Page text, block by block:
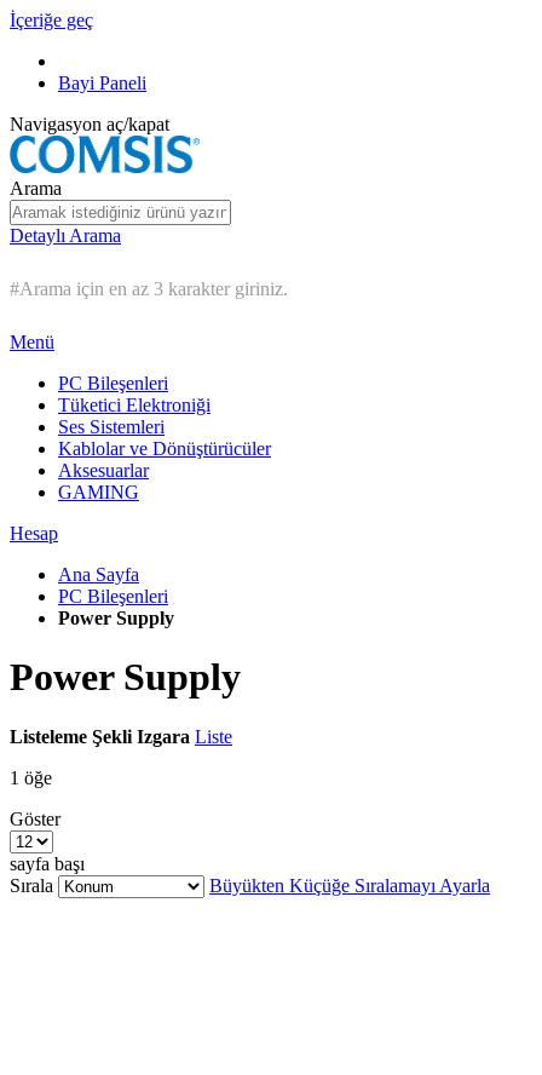
İçeriğe geç
Bayi Paneli
Navigasyon aç/kapat
Arama
Detaylı Arama
#Arama için en az 3 karakter giriniz.
Menü
PC Bileşenleri
Tüketici Elektroniği
Ses Sistemleri
Kablolar ve Dönüştürücüler
Aksesuarlar
GAMING
Hesap
Ana Sayfa
PC Bileşenleri
Power Supply
Power Supply
Listeleme Şekli Izgara Liste
1 öğe
Göster
sayfa başı
Sırala
Büyükten Küçüğe Sıralamayı Ayarla